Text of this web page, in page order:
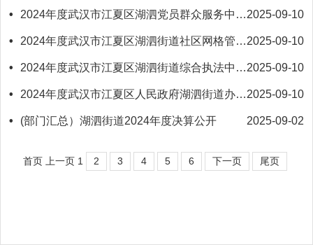
2025-09-10
• 2024年度武汉市江夏区湖泗党员群众服务中心决算公开
2025-09-10
• 2024年度武汉市江夏区湖泗街道社区网格管理综合服务中心决算公开
2025-09-10
• 2024年度武汉市江夏区湖泗街道综合执法中心决算公开
2025-09-10
• 2024年度武汉市江夏区人民政府湖泗街道办事处（本级）决算公开
2025-09-02
• (部门汇总）湖泗街道2024年度决算公开
首页 上一页 1 2 3 4 5 6 下一页 尾页